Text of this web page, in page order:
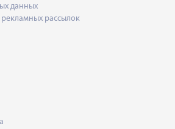
данных
рассылок